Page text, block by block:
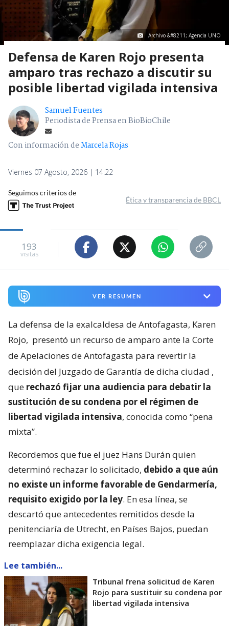
Archivo &#8211; Agencia UNO
Defensa de Karen Rojo presenta
amparo tras rechazo a discutir su
posible libertad vigilada intensiva
Samuel Fuentes
Periodista de Prensa en BioBioChile
Con información deMarcela Rojas
Viernes 07 Agosto, 2026 | 14:22
Seguimos criterios de
Ética y transparencia de BBCL
193
visitas
VER RESUMEN
La defensa de la exalcaldesa de Antofagasta, Karen
Rojo, presentó un recurso de amparo ante la Corte
de Apelaciones de Antofagasta para revertir la
decisión del Juzgado de Garantía de dicha ciudad ,
que rechazó fijar una audiencia para debatir la
sustitución de su condena por el régimen de
libertad vigilada intensiva, conocida como “pena
mixta”.
Recordemos que fue el juez Hans Durán quien
determinó rechazar lo solicitado, debido a que aún
no existe un informe favorable de Gendarmería,
requisito exigido por la ley. En esa línea, se
descartó que antecedentes remitidos desde la
penitenciaría de Utrecht, en Países Bajos, puedan
reemplazar dicha exigencia legal.
Lee también...
Tribunal frena solicitud de Karen
Rojo para sustituir su condena por
libertad vigilada intensiva